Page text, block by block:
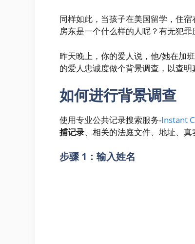
同样如此，当孩子在美国留学，住
房东是一个什么样的人呢？有无犯
昨天晚上，你的爱人说，他/她在加
的爱人忠诚度做个背景调查，以查明
如何进行背景调查
使用专业公共记录搜索服务-Instant
捕记录、相关的法庭文件、地址、
步骤 1：输入姓名